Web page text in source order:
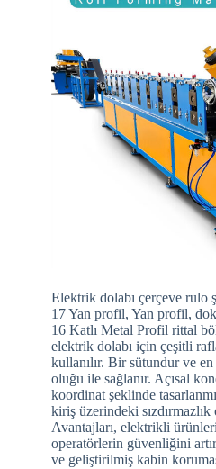
Elektrik dolabı çerçeve rulo
17 Yan profil, Yan profil,
16 Katlı Metal Profil rittal
elektrik dolabı için çeşitli
kullanılır. Bir sütundur ve en
oluğu ile sağlanır. Açısal
koordinat şeklinde
kiriş üzerindeki
Avantajları, elektrikli
operatörlerin güvenliğini
ve geliştirilmiş kabin